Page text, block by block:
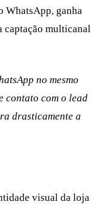
WhatsApp, ganha
captação multicanal
no mesmo
contato com o lead
drasticamente a
visual da loja